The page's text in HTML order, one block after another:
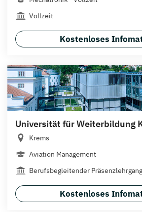
Vollzeit
Kostenloses
Universität für Weiterbildung
Krems
Aviation Management
Berufsbegleitender Präsenzlehrgang
Kostenloses